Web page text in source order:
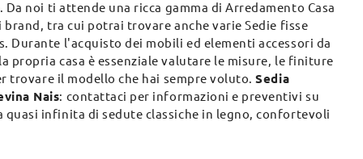
Da noi ti attende una ricca gamma di Arredamento Casa
tra cui potrai trovare anche varie Sedie fisse
Durante l'acquisto dei mobili ed elementi accessori da
propria casa è essenziale valutare le misure, le finiture
trovare il modello che hai sempre voluto.Sedia
Nais: contattaci per informazioni e preventivi su
quasi infinita di sedute classiche in legno, confortevoli